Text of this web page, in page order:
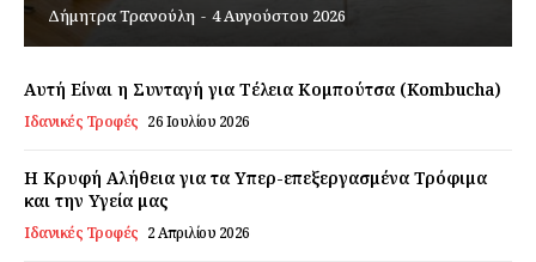
Εγγραφείτε τώρα!
Daily Food
Σχετικά με εμάς
Δήμητρα Τρανούλη - 4 Αυγούστου 2026
Αυτή Είναι η Συνταγή για Τέλεια Κομπούτσα (Kombucha)
Ιδανικές Τροφές 26 Ιουλίου 2026
Η Κρυφή Αλήθεια για τα Υπερ-επεξεργασμένα Τρόφιμα
και την Υγεία μας
Ιδανικές Τροφές 2 Απριλίου 2026